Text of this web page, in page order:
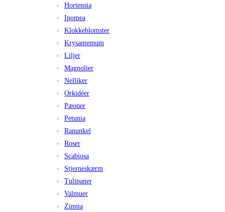
Hortensia
Ipomea
Klokkeblomster
Krysantemum
Liljer
Magnolier
Nelliker
Orkidéer
Pæoner
Petunia
Ranunkel
Roser
Scabiosa
Stjerneskærm
Tulipaner
Valmuer
Zinnia